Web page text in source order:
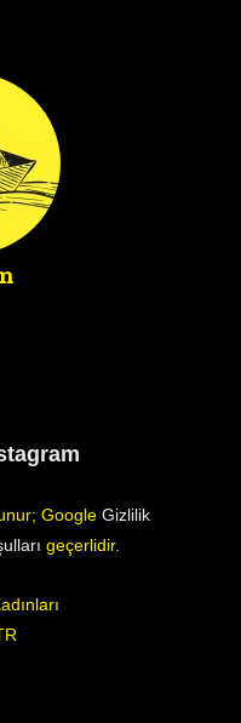
Google Gizlilik
geçerlidir.